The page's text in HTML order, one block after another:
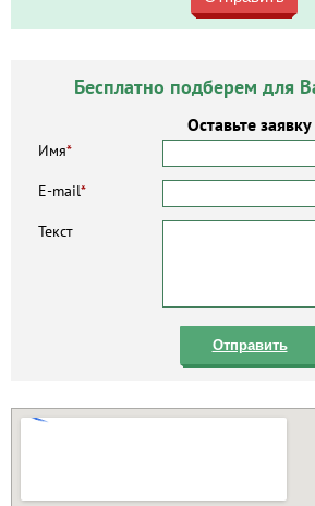
Бесплатно подберем для
Оставьте заявку
Имя*
E-mail*
Текст
Отправить